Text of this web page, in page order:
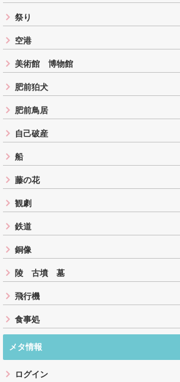
祭り
空港
美術館 博物館
肥前狛犬
肥前鳥居
自己破産
船
藤の花
観劇
鉄道
銅像
陵 古墳 墓
飛行機
食事処
メタ情報
ログイン